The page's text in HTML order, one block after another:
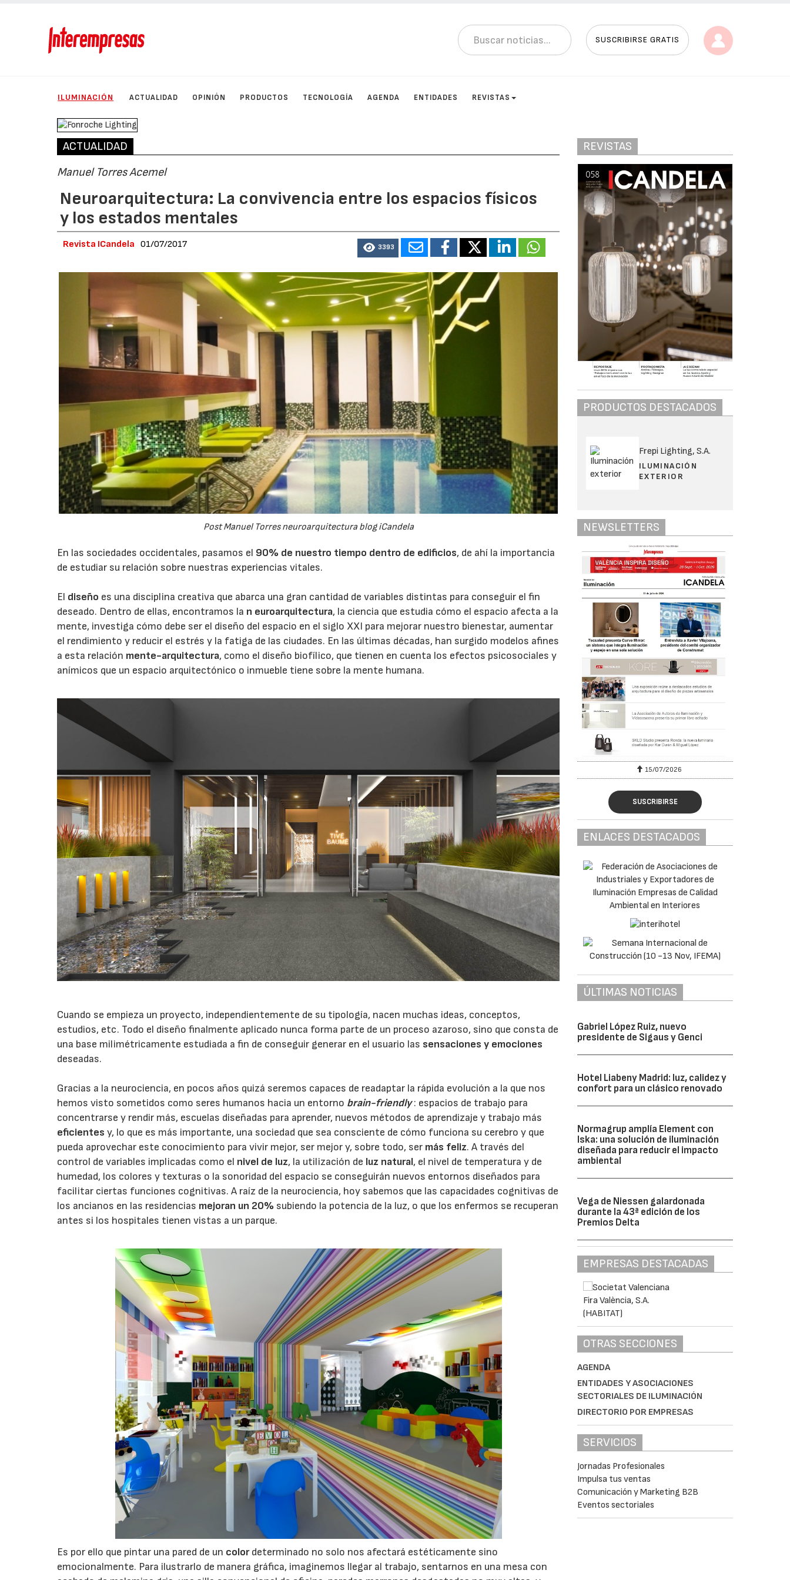
SUSCRIBIRSE GRATIS
ILUMINACIÓN ACTUALIDAD OPINIÓN PRODUCTOS TECNOLOGÍA AGENDA ENTIDADES REVISTAS
ACTUALIDAD
Manuel Torres Acemel
Neuroarquitectura: La convivencia entre los espacios físicos
y los estados mentales
Revista ICandela 01/07/2017 3393
Post Manuel Torres neuroarquitectura blog iCandela
En las sociedades occidentales, pasamos el 90% de nuestro tiempo dentro de edificios, de ahí la importancia
de estudiar su relación sobre nuestras experiencias vitales.
El diseño es una disciplina creativa que abarca una gran cantidad de variables distintas para conseguir el fin
deseado. Dentro de ellas, encontramos la n euroarquitectura, la ciencia que estudia cómo el espacio afecta a la
mente, investiga cómo debe ser el diseño del espacio en el siglo XXI para mejorar nuestro bienestar, aumentar
el rendimiento y reducir el estrés y la fatiga de las ciudades. En las últimas décadas, han surgido modelos afines
a esta relación mente-arquitectura, como el diseño biofílico, que tienen en cuenta los efectos psicosociales y
anímicos que un espacio arquitectónico o inmueble tiene sobre la mente humana.
Cuando se empieza un proyecto, independientemente de su tipología, nacen muchas ideas, conceptos,
estudios, etc. Todo el diseño finalmente aplicado nunca forma parte de un proceso azaroso, sino que consta de
una base milimétricamente estudiada a fin de conseguir generar en el usuario las sensaciones y emociones
deseadas.
Gracias a la neurociencia, en pocos años quizá seremos capaces de readaptar la rápida evolución a la que nos
hemos visto sometidos como seres humanos hacia un entorno brain-friendly : espacios de trabajo para
concentrarse y rendir más, escuelas diseñadas para aprender, nuevos métodos de aprendizaje y trabajo más
eficientes y, lo que es más importante, una sociedad que sea consciente de cómo funciona su cerebro y que
pueda aprovechar este conocimiento para vivir mejor, ser mejor y, sobre todo, ser más feliz. A través del
control de variables implicadas como el nivel de luz, la utilización de luz natural, el nivel de temperatura y de
humedad, los colores y texturas o la sonoridad del espacio se conseguirán nuevos entornos diseñados para
facilitar ciertas funciones cognitivas. A raíz de la neurociencia, hoy sabemos que las capacidades cognitivas de
los ancianos en las residencias mejoran un 20% subiendo la potencia de la luz, o que los enfermos se recuperan
antes si los hospitales tienen vistas a un parque.
Es por ello que pintar una pared de un colordeterminado no solo nos afectará estéticamente sino
emocionalmente. Para ilustrarlo de manera gráfica, imaginemos llegar al trabajo, sentarnos en una mesa con
REVISTAS
PRODUCTOS DESTACADOS
Frepi Lighting, S.A.
ILUMINACIÓN
EXTERIOR
NEWSLETTERS
15/07/2026 29/07/2026 15/07/2026
SUSCRIBIRSE
ENLACES DESTACADOS
ÚLTIMAS NOTICIAS
Gabriel López Ruiz, nuevo
presidente de Sigaus y Genci
Hotel Liabeny Madrid: luz, calidez y
confort para un clásico renovado
Normagrup amplía Element con
Iska: una solución de iluminación
diseñada para reducir el impacto
ambiental
Vega de Niessen galardonada
durante la 43ª edición de los
Premios Delta
EMPRESAS DESTACADAS
OTRAS SECCIONES
AGENDA
ENTIDADES Y ASOCIACIONES
SECTORIALES DE ILUMINACIÓN
DIRECTORIO POR EMPRESAS
SERVICIOS
Jornadas Profesionales
Impulsa tus ventas
Comunicación y Marketing B2B
Eventos sectoriales